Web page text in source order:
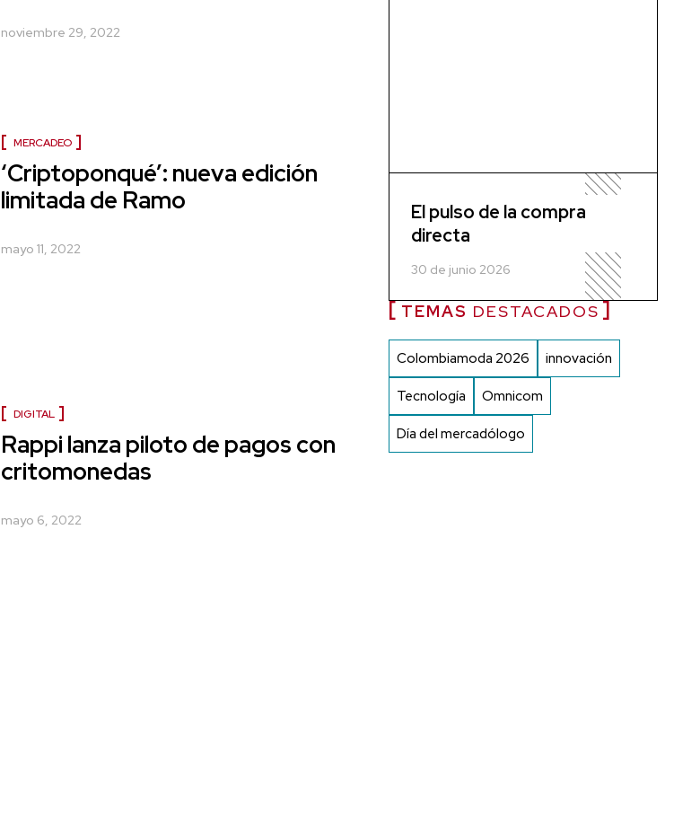
noviembre 29, 2022
MERCADEO
‘Criptoponqué’: nueva edición
limitada de Ramo
mayo 11, 2022
DIGITAL
Rappi lanza piloto de pagos con
critomonedas
mayo 6, 2022
El pulso de la compra
directa
30 de junio 2026
TEMAS DESTACADOS
Colombiamoda 2026 innovación
Tecnología Omnicom
Día del mercadólogo